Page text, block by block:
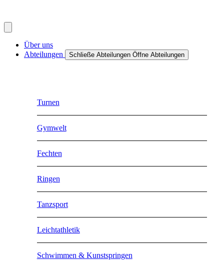
Über uns
Abteilungen
Schließe Abteilungen Öffne Abteilungen
Turnen
Gymwelt
Fechten
Ringen
Tanzsport
Leichtathletik
Schwimmen & Kunstspringen